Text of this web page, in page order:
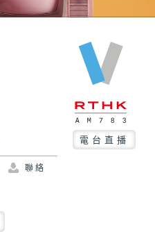
電台直播
聯絡